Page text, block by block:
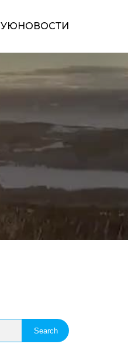
НОВОСТИ
Search